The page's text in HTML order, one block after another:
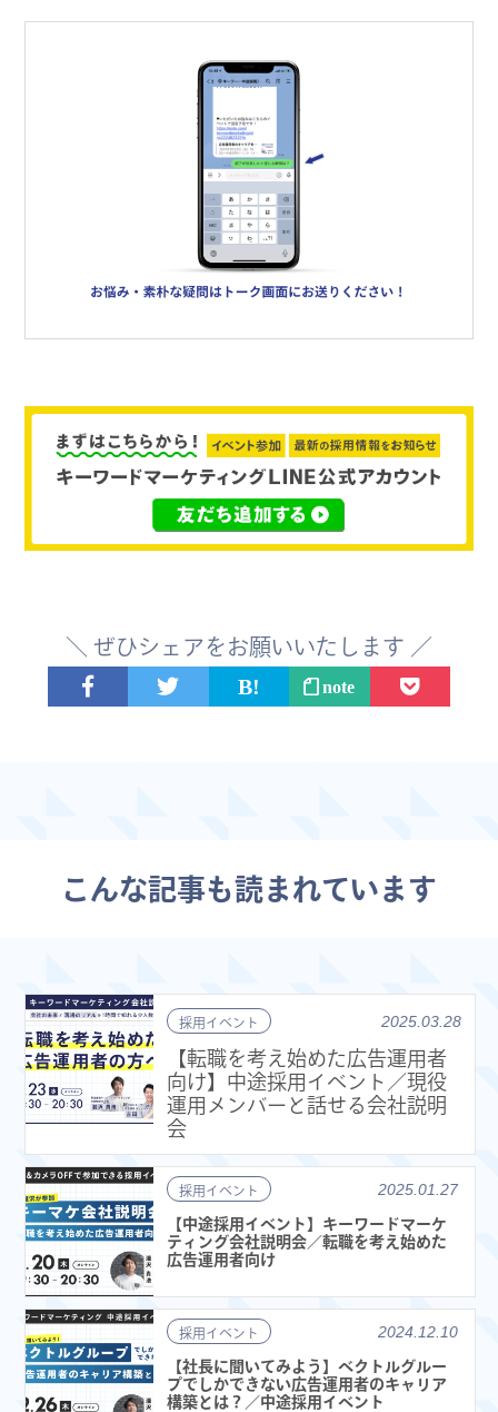
＼ ぜひシェアをお願いいたします ／
note
こんな記事も読まれています
採用イベント 2025.03.28
【転職を考え始めた広告運用者
向け】中途採用イベント／現役
運用メンバーと話せる会社説明
会
採用イベント 2025.01.27
【中途採用イベント】キーワードマーケ
ティング会社説明会／転職を考え始めた
広告運用者向け
採用イベント 2024.12.10
【社長に聞いてみよう】ベクトルグルー
プでしかできない広告運用者のキャリア
構築とは？／中途採用イベント